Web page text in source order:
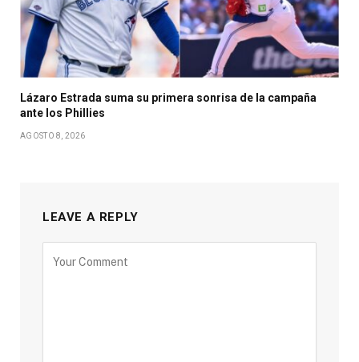
Lázaro Estrada suma su primera sonrisa de la campaña
ante los Phillies
AGOSTO 8, 2026
LEAVE A REPLY